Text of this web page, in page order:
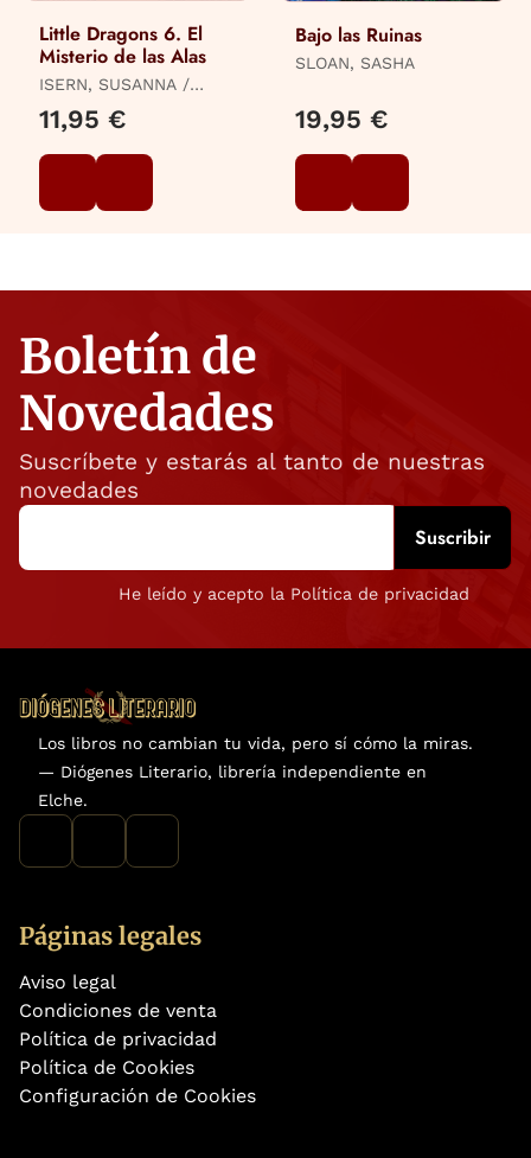
Little Dragons 6. El
Misterio de las Alas
ISERN, SUSANNA /
MACEIRAS SOARES,
MELISA
11,95 €
Bajo las Ruinas
SLOAN, SASHA
19,95 €
Boletín de
Novedades
Suscríbete y estarás al tanto de nuestras
novedades
He leído y acepto la Política de privacidad
Los libros no cambian tu vida, pero sí cómo la miras.
— Diógenes Literario, librería independiente en
Elche.
Páginas legales
Aviso legal
Condiciones de venta
Política de privacidad
Política de Cookies
Configuración de Cookies